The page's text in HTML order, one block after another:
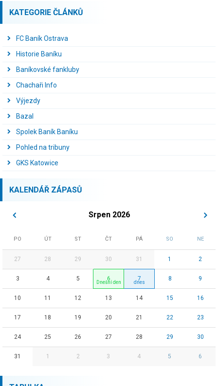
KATEGORIE ČLÁNKŮ
FC Baník Ostrava
Historie Baníku
Baníkovské fankluby
Chachaři Info
Výjezdy
Bazal
Spolek Baník Baníku
Pohled na tribuny
GKS Katowice
KALENDÁŘ ZÁPASŮ
Srpen 2026
PO ÚT ST ČT PÁ SO NE
27 28 29 30 31 1 2
3 4 5 6 7 8 9
10 11 12 13 14 15 16
17 18 19 20 21 22 23
24 25 26 27 28 29 30
31 1 2 3 4 5 6